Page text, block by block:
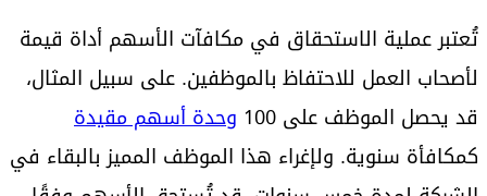
تُعتبر عملية الاستحقاق في مكافآت الأسهم أداة قيمة
لأصحاب العمل للاحتفاظ بالموظفين. على سبيل المثال،
قد يحصل الموظف على 100
وحدة أسهم مقيدة
كمكافأة سنوية. ولإغراء هذا الموظف المميز بالبقاء في